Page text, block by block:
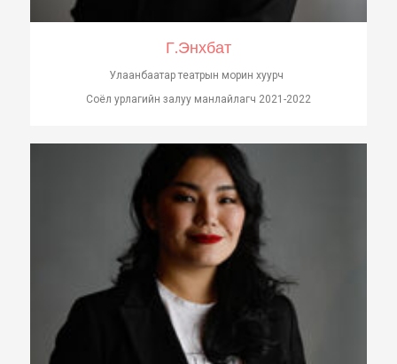
Г.Энхбат
Улаанбаатар театрын морин хуурч
Соёл урлагийн залуу манлайлагч 2021-2022